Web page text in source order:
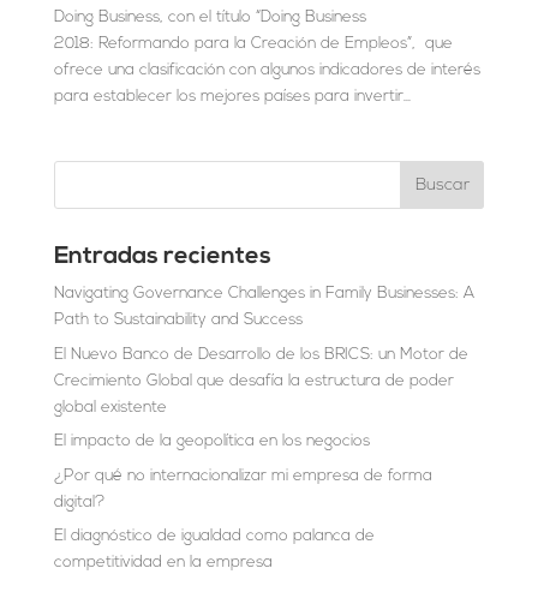
Doing Business, con el título “Doing Business
2018: Reformando para la Creación de Empleos”, que
ofrece una clasificación con algunos indicadores de interés
para establecer los mejores países para invertir...
Entradas recientes
Navigating Governance Challenges in Family Businesses: A
Path to Sustainability and Success
El Nuevo Banco de Desarrollo de los BRICS: un Motor de
Crecimiento Global que desafía la estructura de poder
global existente
El impacto de la geopolítica en los negocios
¿Por qué no internacionalizar mi empresa de forma
digital?
El diagnóstico de igualdad como palanca de
competitividad en la empresa